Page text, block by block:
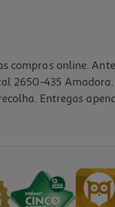
online.
2650-435
Entregas